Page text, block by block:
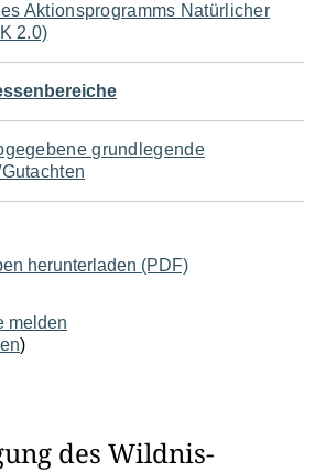
Aktionsprogramms Natürlicher
2.0)
grundlegende
herunterladen (PDF)
melden
)
des Wildnis-